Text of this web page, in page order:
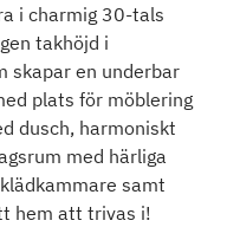
i charmig 30-tals
takhöjd i
skapar en underbar
plats för möblering
dusch, harmoniskt
med härliga
samt
hem att trivas i!